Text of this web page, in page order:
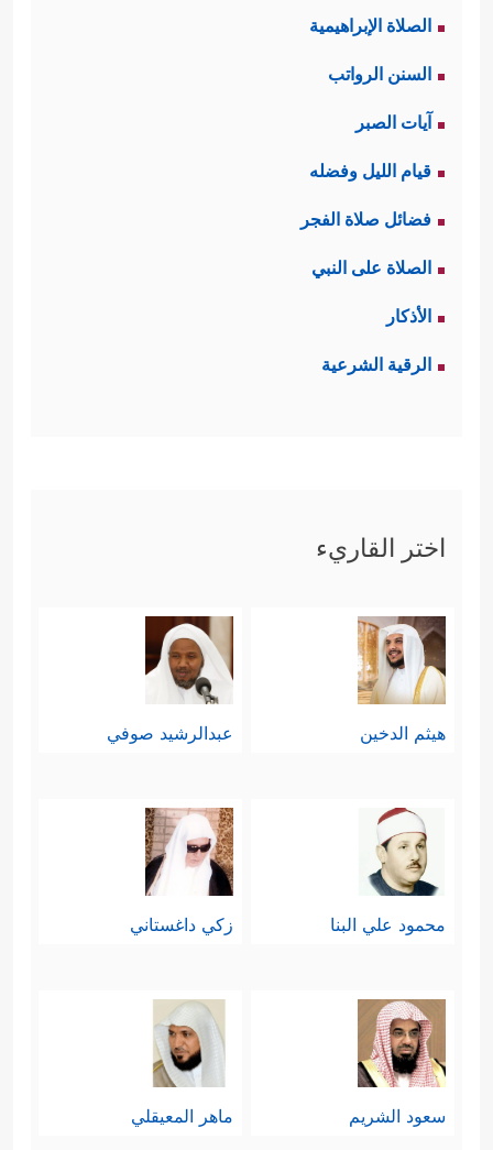
الصلاة الإبراهيمية
السنن الرواتب
آيات الصبر
قيام الليل وفضله
فضائل صلاة الفجر
الصلاة على النبي
الأذكار
الرقية الشرعية
اختر القاريء
هيثم الدخين عبدالرشيد صوفي
محمود علي البنا زكي داغستاني
سعود الشريم ماهر المعيقلي